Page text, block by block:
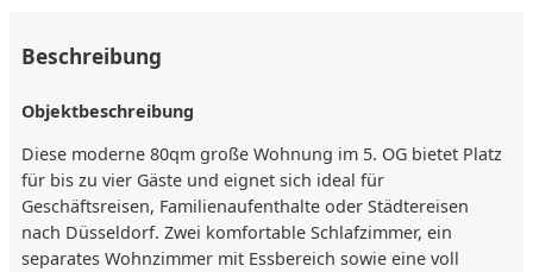
Beschreibung
Objektbeschreibung
Diese moderne 80qm große Wohnung im 5. OG bietet Platz
für bis zu vier Gäste und eignet sich ideal für
Geschäftsreisen, Familienaufenthalte oder Städtereisen
nach Düsseldorf. Zwei komfortable Schlafzimmer, ein
separates Wohnzimmer mit Essbereich sowie eine voll